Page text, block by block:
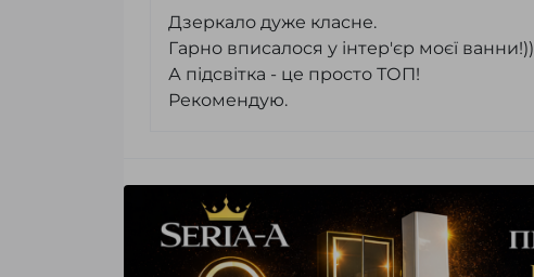
Дзеркало дуже класне.
Гарно вписалося у інтер'єр моєї ванни!))
А підсвітка - це просто ТОП!
Рекомендую.